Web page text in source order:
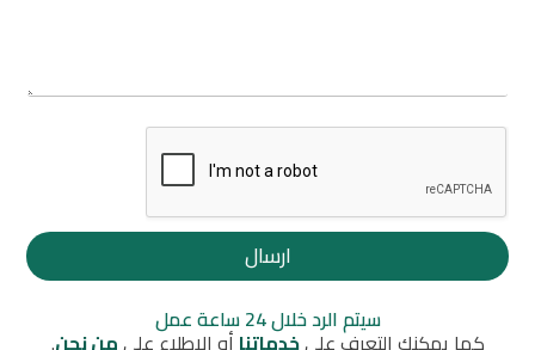
ارسال
سيتم الرد خلال 24 ساعة عمل